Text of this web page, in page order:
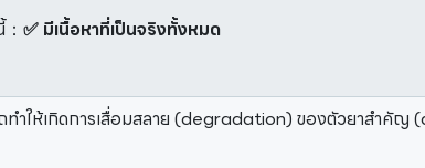
： ✅ มีเนื้อหาที่เป็นจริงทั้งหมด
ทำให้เกิดการเสื่อมสลาย (degradation) ของตัวยาสำ